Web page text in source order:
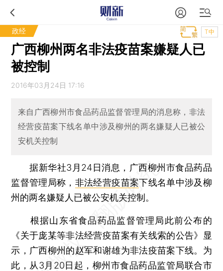
政经 T中
广西柳州两名非法疫苗案嫌疑人已
被控制
2016年03月24日 17:16
来自广西柳州市食品药品监督管理局的消息称，非法
经营疫苗案下线名单中涉及柳州的两名嫌疑人已被公
安机关控制
据新华社3月24日消息，广西柳州市食品药品
监督管理局称， 非法经营疫苗案下线名单中涉及柳
州的两名嫌疑人已被公安机关控制。
根据山东省食品药品监督管理局此前公布的
《关于庞某等非法经营疫苗案有关线索的公告》显
示，广西柳州的赵军和谢雄为非法疫苗案下线。为
此，从3月20日起，柳州市食品药品监管局联合市